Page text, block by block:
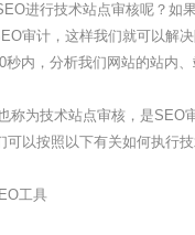
进行技术站点审核呢？如
审计，这样我们就可以解
秒内，分析我们网站的站内
为技术站点审核，是SEO
可以按照以下有关如何执行
工具